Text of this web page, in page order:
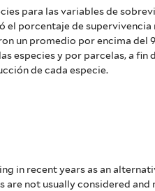
para las variables de
el porcentaje de supervivencia
un promedio por encima del
especies y por parcelas, a fin
de cada especie.
in recent years as an
are not usually considered